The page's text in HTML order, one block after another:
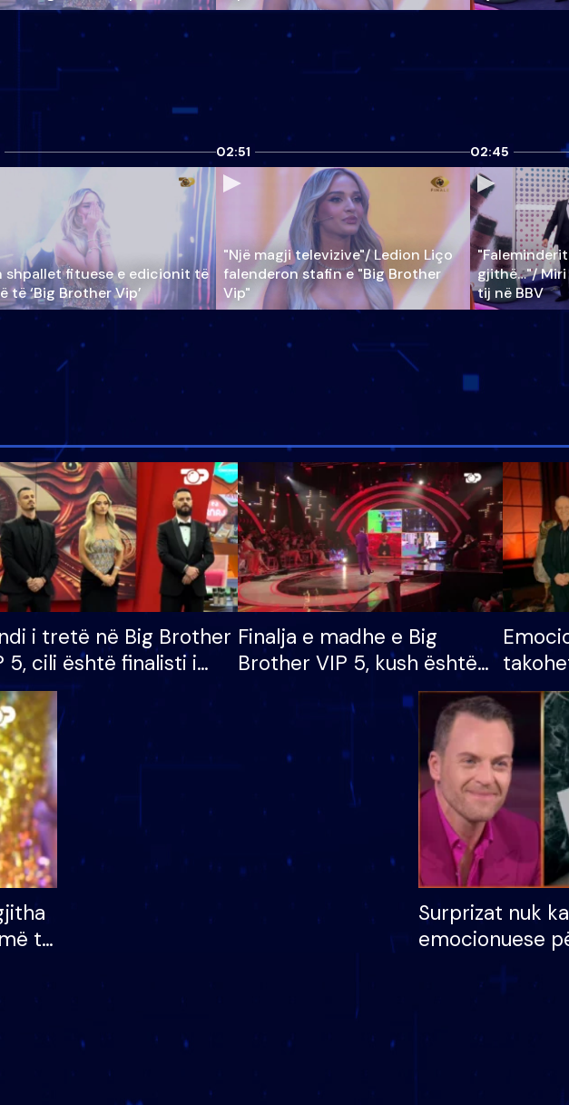
shpallet fituese e edicionit të
të ‘Big Brother Vip’
02:51
"Një magji televizive"/ Ledion Liço
falenderon stafin e "Big Brother
Vip"
02:45
gjithë…"/
tij në BBV
i tretë në Big Brother
5, cili është finalisti i
që lë shtëpinë
Finalja e madhe e Big
Brother VIP 5, kush është
banori i parë që lë shtëpinë
dhe humb mundësinë për
të fituar çmimin e madh
apo jo?
të
Surprizat nuk
emocionuese